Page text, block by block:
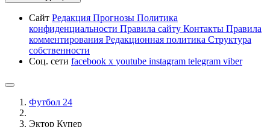
Сайт Редакция Прогнозы Политика
конфиденциальности Правила сайту Контакты Правила
комментирования Редакционная политика Структура
собственности
Соц. сети facebook x youtube instagram telegram viber
Футбол 24
Эктор Купер